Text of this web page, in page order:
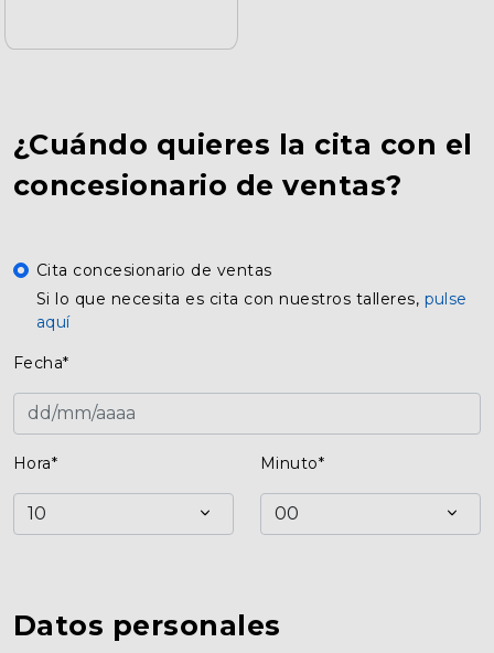
¿Cuándo quieres la cita con el
concesionario de ventas?
Cita concesionario de ventas
Si lo que necesita es cita con nuestros talleres, pulse
aquí
Fecha*
Hora* Minuto*
Datos personales